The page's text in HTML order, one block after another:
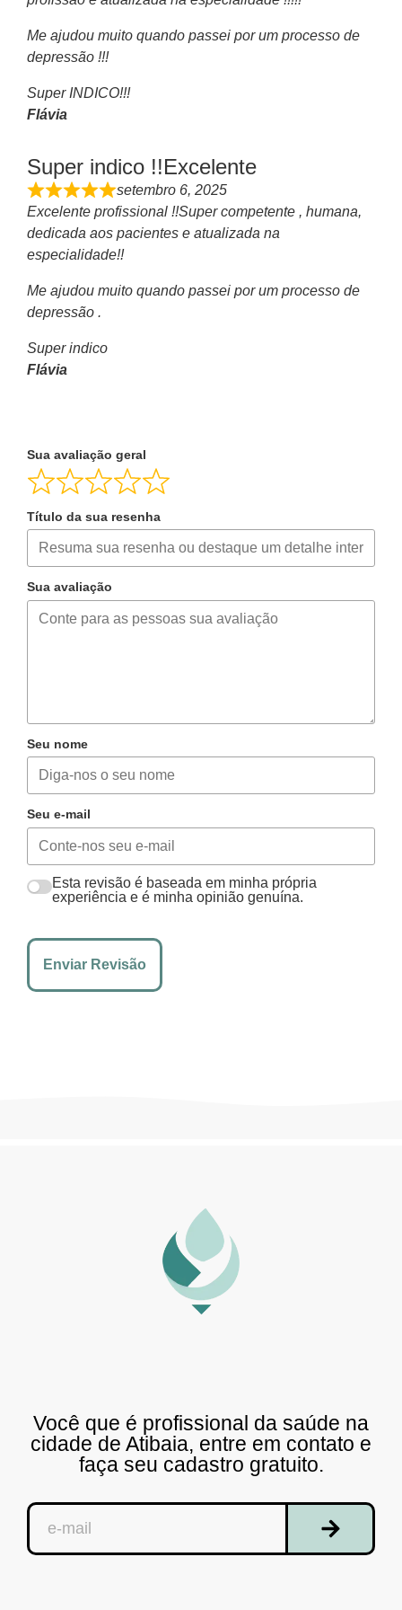
Me ajudou muito quando passei por um processo de
depressão !!!
Super INDICO!!!
Flávia
Super indico !!Excelente
setembro 6, 2025
Excelente profissional !!Super competente , humana,
dedicada aos pacientes e atualizada na
especialidade!!
Me ajudou muito quando passei por um processo de
depressão .
Super indico
Flávia
Sua avaliação geral
Título da sua resenha
Sua avaliação
Seu nome
Seu e-mail
Esta revisão é baseada em minha própria
experiência e é minha opinião genuína.
Enviar Revisão
Você que é profissional da saúde na
cidade de Atibaia, entre em contato e
faça seu cadastro gratuito.